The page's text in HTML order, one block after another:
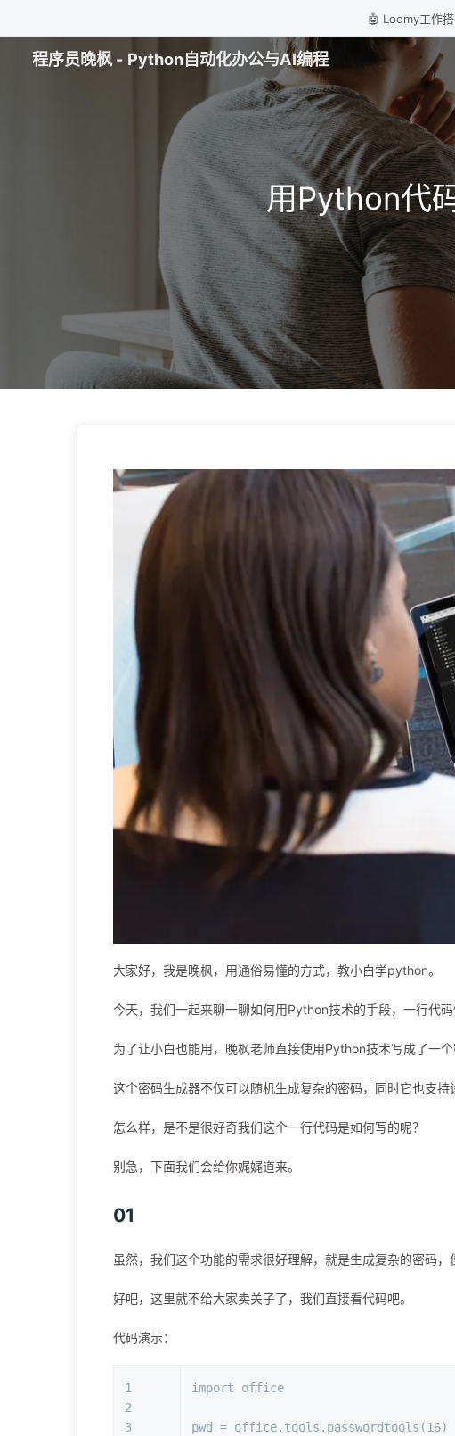
🤖 Loomy工作
程序员晚枫 - Python自动化办公与AI编程
用Python代
大家好，我是晚枫，用通俗易懂的方式，教小白学python。
今天，我们一起来聊一聊如何用Python技术的手段，一行代码
为了让小白也能用，晚枫老师直接使用Python技术写成了一个
这个密码生成器不仅可以随机生成复杂的密码，同时它也支持
怎么样，是不是很好奇我们这个一行代码是如何写的呢？
别急，下面我们会给你娓娓道来。
01
虽然，我们这个功能的需求很好理解，就是生成复杂的密码
好吧，这里就不给大家卖关子了，我们直接看代码吧。
代码演示：
1
2
3
import office
pwd = office.tools.passwordtools(16)